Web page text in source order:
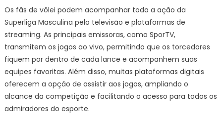
Os fãs de vôlei podem acompanhar toda a ação da
Superliga Masculina pela televisão e plataformas de
streaming. As principais emissoras, como SporTV,
transmitem os jogos ao vivo, permitindo que os torcedores
fiquem por dentro de cada lance e acompanhem suas
equipes favoritas. Além disso, muitas plataformas digitais
oferecem a opção de assistir aos jogos, ampliando o
alcance da competição e facilitando o acesso para todos os
admiradores do esporte.